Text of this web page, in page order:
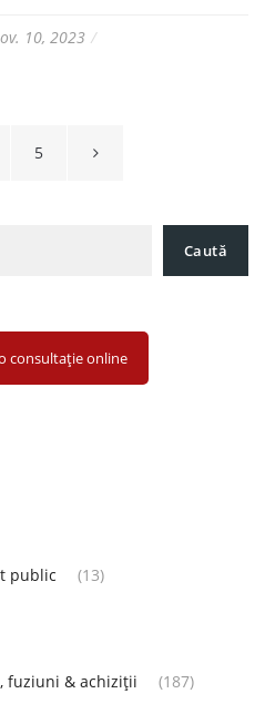
10, 2023
5
Caută
consultație online
public
(13)
fuziuni & achiziții
(187)